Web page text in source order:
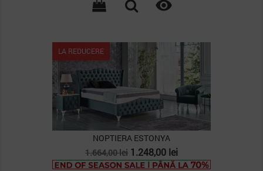

LA REDUCERE
NOPTIERA ESTONYA
Pret
de
1.664,00 lei Pret
1.248,00 lei